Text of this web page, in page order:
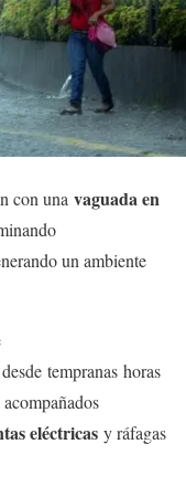
con una vaguada en
un ambiente
tempranas horas
acompañados
eléctricas y ráfagas